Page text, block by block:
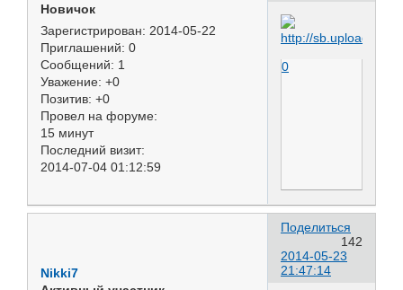
Новичок
Зарегистрирован: 2014-05-22
Приглашений: 0
Сообщений: 1
Уважение: +0
Позитив: +0
Провел на форуме:
15 минут
Последний визит:
2014-07-04 01:12:59
0
Поделиться
142
2014-05-23
21:47:14
Nikki7